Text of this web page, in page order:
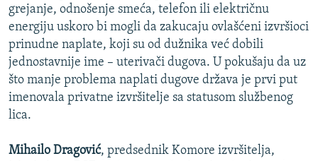
grejanje, odnošenje smeća, telefon ili električnu
energiju uskoro bi mogli da zakucaju ovlašćeni izvršioci
prinudne naplate, koji su od dužnika već dobili
jednostavnije ime – uterivači dugova. U pokušaju da uz
što manje problema naplati dugove država je prvi put
imenovala privatne izvršitelje sa statusom službenog
lica.
Mihailo Dragović, predsednik Komore izvršitelja,